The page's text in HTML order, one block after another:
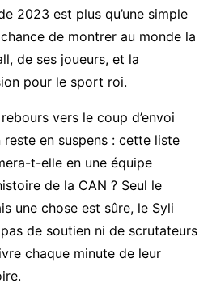
2023 est plus qu’une simple
de montrer au monde la
de ses joueurs, et la
pour le sport roi.
vers le coup d’envoi
en suspens : cette liste
t-elle en une équipe
de la CAN ? Seul le
une chose est sûre, le Syli
de soutien ni de scrutateurs
chaque minute de leur